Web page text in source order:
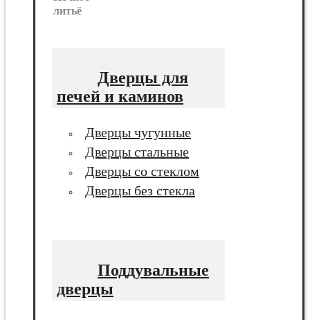
литьё
Дверцы для
печей и каминов
Дверцы чугунные
Дверцы стальные
Дверцы со стеклом
Дверцы без стекла
Поддувальные
дверцы